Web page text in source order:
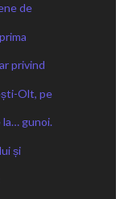
de
privind
Olt, pe
gunoi.
și